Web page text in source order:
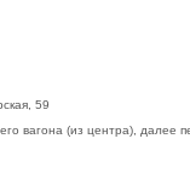
59
вагона (из центра), далее